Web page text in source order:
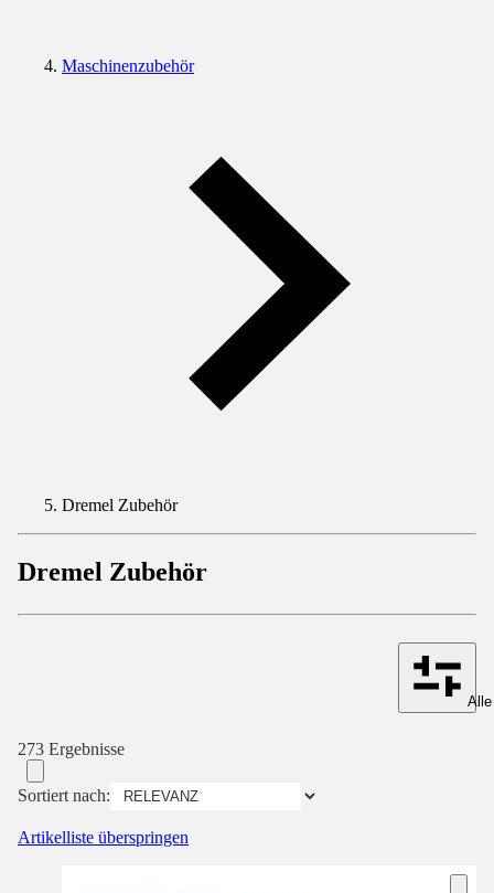
Maschinenzubehör
Dremel Zubehör
Dremel Zubehör
273 Ergebnisse
Sortiert nach:
Artikelliste überspringen